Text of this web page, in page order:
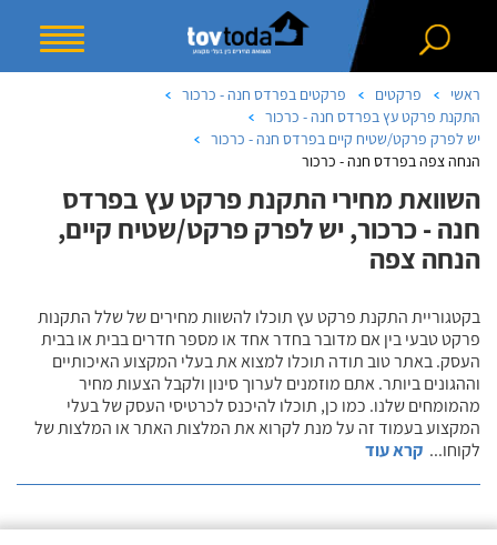
ראשי פרקטים
פרקטים בפרדס חנה - כרכור
התקנת פרקט עץ בפרדס חנה - כרכור
יש לפרק פרקט/שטיח קיים בפרדס חנה - כרכור
הנחה צפה בפרדס חנה - כרכור
השוואת מחירי התקנת פרקט עץ בפרדס
חנה - כרכור, יש לפרק פרקט/שטיח קיים,
הנחה צפה
בקטגוריית התקנת פרקט עץ תוכלו להשוות מחירים של שלל התקנות
פרקט טבעי בין אם מדובר בחדר אחד או מספר חדרים בבית או בבית
העסק. באתר טוב תודה תוכלו למצוא את בעלי המקצוע האיכותיים
וההגונים ביותר. אתם מוזמנים לערוך סינון ולקבל הצעות מחיר
מהמומחים שלנו. כמו כן, תוכלו להיכנס לכרטיסי העסק של בעלי
המקצוע בעמוד זה על מנת לקרוא את המלצות האתר או המלצות של
לקוחו... קרא עוד